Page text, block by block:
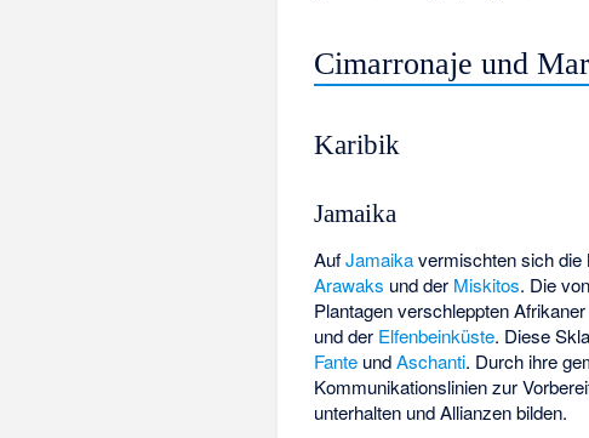
Cimarronaje und
Karibik
Jamaika
AufJamaikavermischten sich die
Arawaks und der Miskitos. Die
Plantagen verschleppten
und der Elfenbeinküste. Diese
Fante undAschanti. Durch ihre
Kommunikationslinien zur
unterhalten und Allianzen bilden.